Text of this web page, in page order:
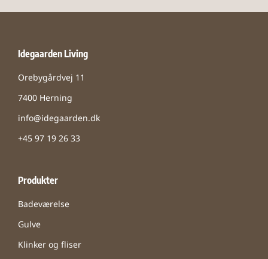
Idegaarden Living
Orebygårdvej 11
7400 Herning
info@idegaarden.dk
+45 97 19 26 33
Produkter
Badeværelse
Gulve
Klinker og fliser